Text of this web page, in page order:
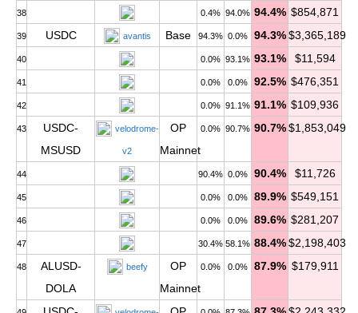
38 0.4% 94.0% 94.4% $854,871
39 USDC avantis Base 94.3% 0.0% 94.3% $3,365,189
40 0.0% 93.1% 93.1% $11,594
41 0.0% 0.0% 92.5% $476,351
42 0.0% 91.1% 91.1% $109,936
43
USDC-
MSUSD
velodrome-
v2
OP
Mainnet
0.0% 90.7% 90.7% $1,853,049
44 90.4% 0.0% 90.4% $11,726
45 0.0% 0.0% 89.9% $549,151
46 0.0% 0.0% 89.6% $281,207
47 30.4% 58.1% 88.4% $2,198,403
48
ALUSD-
DOLA
beefy
OP
Mainnet
0.0% 0.0% 87.9% $179,911